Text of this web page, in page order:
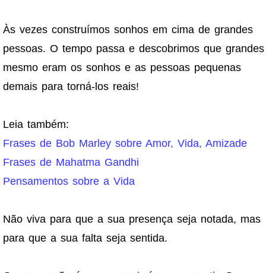
Às vezes construímos sonhos em cima de grandes
pessoas. O tempo passa e descobrimos que grandes
mesmo eram os sonhos e as pessoas pequenas
demais para torná-los reais!
Leia também:
Frases de Bob Marley sobre Amor, Vida, Amizade
Frases de Mahatma Gandhi
Pensamentos sobre a Vida
Não viva para que a sua presença seja notada, mas
para que a sua falta seja sentida.